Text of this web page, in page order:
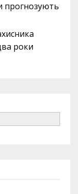
прогнозують
роки